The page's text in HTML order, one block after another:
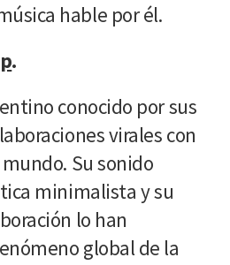
hable por él.
.
conocido por sus
virales con
Su sonido
minimalista y su
lo han
global de la